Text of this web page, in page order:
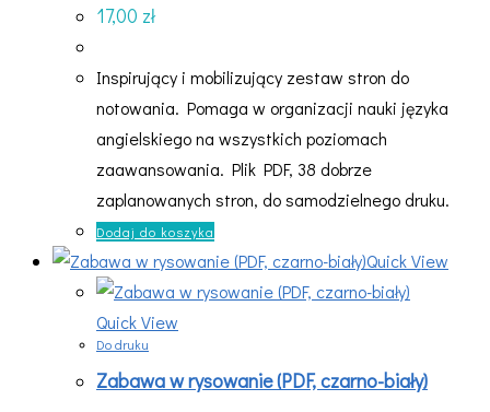
17,00 zł
Inspirujący i mobilizujący zestaw stron do
notowania. Pomaga w organizacji nauki języka
angielskiego na wszystkich poziomach
zaawansowania. Plik PDF, 38 dobrze
zaplanowanych stron, do samodzielnego druku.
Dodaj do koszyka
Quick View
Quick View
Do druku
Zabawa w rysowanie (PDF, czarno-biały)